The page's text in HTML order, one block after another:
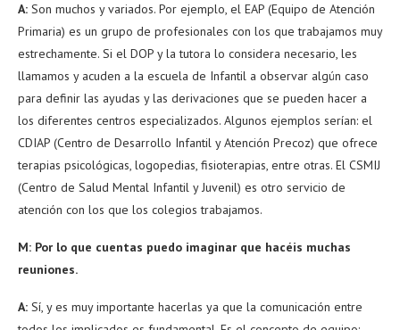
A: Son muchos y variados. Por ejemplo, el EAP (Equipo de Atención
Primaria) es un grupo de profesionales con los que trabajamos muy
estrechamente. Si el DOP y la tutora lo considera necesario, les
llamamos y acuden a la escuela de Infantil a observar algún caso
para definir las ayudas y las derivaciones que se pueden hacer a
los diferentes centros especializados. Algunos ejemplos serían: el
CDIAP (Centro de Desarrollo Infantil y Atención Precoz) que ofrece
terapias psicológicas, logopedias, fisioterapias, entre otras. El CSMIJ
(Centro de Salud Mental Infantil y Juvenil) es otro servicio de
atención con los que los colegios trabajamos.
M: Por lo que cuentas puedo imaginar que hacéis muchas
reuniones.
A: Sí, y es muy importante hacerlas ya que la comunicación entre